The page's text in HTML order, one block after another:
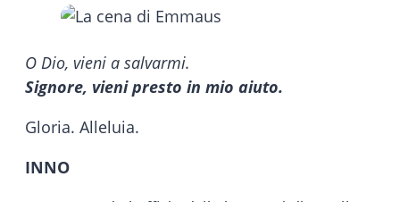
O Dio, vieni a salvarmi.
Signore, vieni presto in mio aiuto.
Gloria. Alleluia.
INNO